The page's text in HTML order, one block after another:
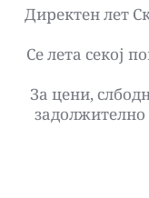
Директен лет
Се лета секој
За цени,
задолжително